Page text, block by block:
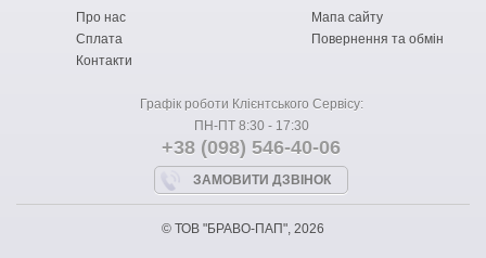
Про нас
Сплата
Контакти
Мапа сайту
Повернення та обмін
Графік роботи Клієнтського Сервісу:
ПН-ПТ 8:30 - 17:30
+38 (098) 546-40-06
ЗАМОВИТИ ДЗВІНОК
© ТОВ "БРАВО-ПАП", 2026